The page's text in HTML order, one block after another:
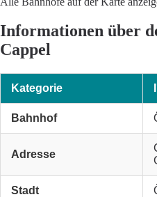
Informationen über
Cappel
Kategorie
Bahnhof
Adresse
Stadt